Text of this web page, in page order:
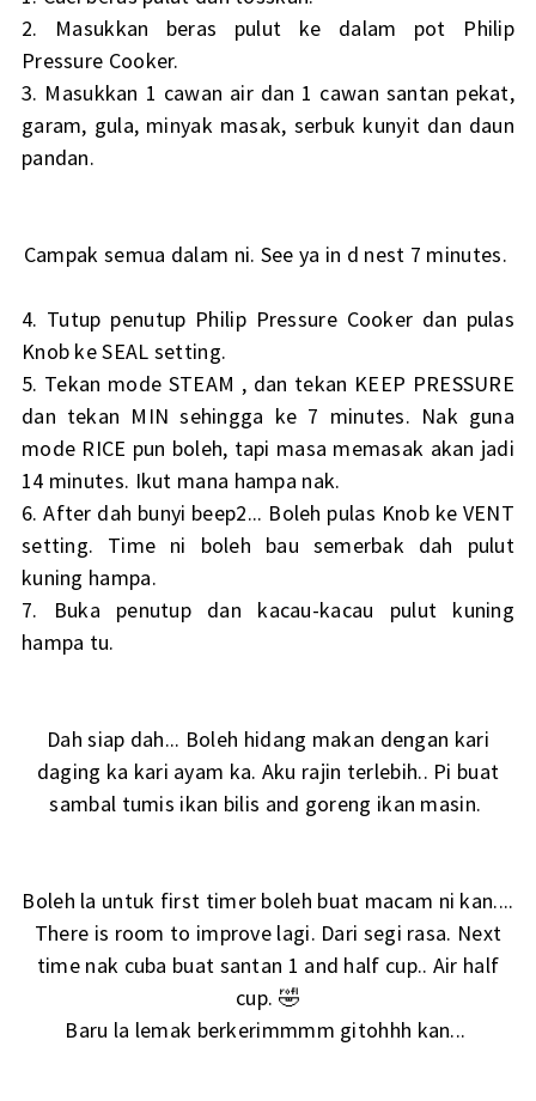
2. Masukkan beras pulut ke dalam pot Philip
Pressure Cooker.
3. Masukkan 1 cawan air dan 1 cawan santan pekat,
garam, gula, minyak masak, serbuk kunyit dan daun
pandan.
Campak semua dalam ni. See ya in d nest 7 minutes.
4. Tutup penutup Philip Pressure Cooker dan pulas
Knob ke SEAL setting.
5. Tekan mode STEAM , dan tekan KEEP PRESSURE
dan tekan MIN sehingga ke 7 minutes. Nak guna
mode RICE pun boleh, tapi masa memasak akan jadi
14 minutes. Ikut mana hampa nak.
6. After dah bunyi beep2... Boleh pulas Knob ke VENT
setting. Time ni boleh bau semerbak dah pulut
kuning hampa.
7. Buka penutup dan kacau-kacau pulut kuning
hampa tu.
Dah siap dah... Boleh hidang makan dengan kari
daging ka kari ayam ka. Aku rajin terlebih.. Pi buat
sambal tumis ikan bilis and goreng ikan masin.
Boleh la untuk first timer boleh buat macam ni kan....
There is room to improve lagi. Dari segi rasa. Next
time nak cuba buat santan 1 and half cup.. Air half
cup. 🤣
Baru la lemak berkerimmmm gitohhh kan...